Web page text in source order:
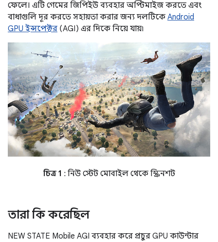
ফেলে। এটি গেমের জিপিইউ ব্যবহার অপ্টিমাইজ করতে এবং
বাধাগুলি দূর করতে সহায়তা করার জন্য দলটিকে Android
GPU ইন্সপেক্টর (AGI) এর দিকে নিয়ে যায়৷
চিত্র 1 : নিউ স্টেট মোবাইল থেকে স্ক্রিনশট
তারা কি করেছিল
NEW STATE Mobile AGI ব্যবহার করে প্রচুর GPU কাউন্টার